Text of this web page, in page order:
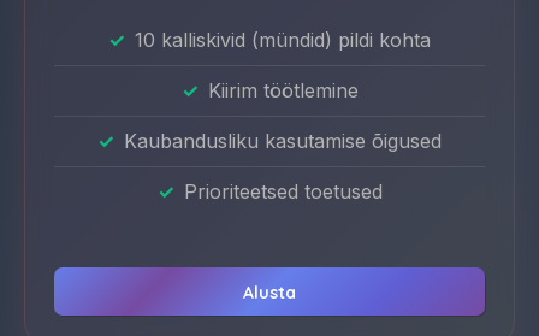
10 kalliskivid (mündid) pildi kohta
Kiirim töötlemine
Kaubandusliku kasutamise õigused
Prioriteetsed toetused
Alusta